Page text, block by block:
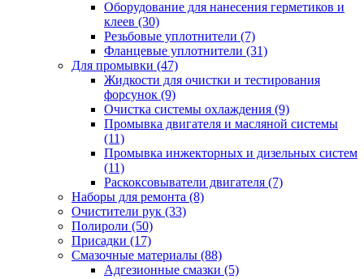
Оборудование для нанесения герметиков и
клеев (30)
Резьбовые уплотнители (7)
Фланцевые уплотнители (31)
Для промывки (47)
Жидкости для очистки и тестирования
форсунок (9)
Очистка системы охлаждения (9)
Промывка двигателя и масляной системы
(11)
Промывка инжекторных и дизельных систем
(11)
Раскоксовыватели двигателя (7)
Наборы для ремонта (8)
Очистители рук (33)
Полироли (50)
Присадки (17)
Смазочные материалы (88)
Адгезионные смазки (5)